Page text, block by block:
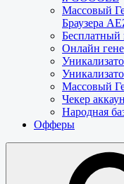
Массовый
Браузера
Бесплатный
Онлайн
Массовый
Чекер
Народная
Офферы